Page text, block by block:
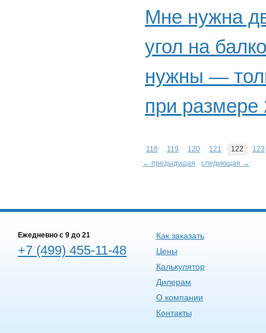
Мне нужна
угол на
нужны —
при
118 119 120 121 122
123
← предыдущая
следующая →
Ежедневно c 9 до 21
+7 (499) 455-11-48
Как заказать
Цены
Калькулятор
Дилерам
О компании
Контакты